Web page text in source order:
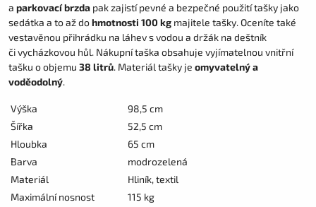
a parkovací brzda pak zajistí pevné a bezpečné použití tašky jako
sedátka a to až dohmotnosti 100 kg majitele tašky. Oceníte také
vestavěnou přihrádku na láhev s vodou a držák na deštník
či vycházkovou hůl. Nákupní taška obsahuje vyjímatelnou vnitřní
tašku o objemu 38 litrů. Materiál tašky je omyvatelný a
voděodolný.
Výška
98,5 cm
Šířka
52,5 cm
Hloubka
65 cm
Barva
modrozelená
Materiál
Hliník, textil
Maximální nosnost
115 kg